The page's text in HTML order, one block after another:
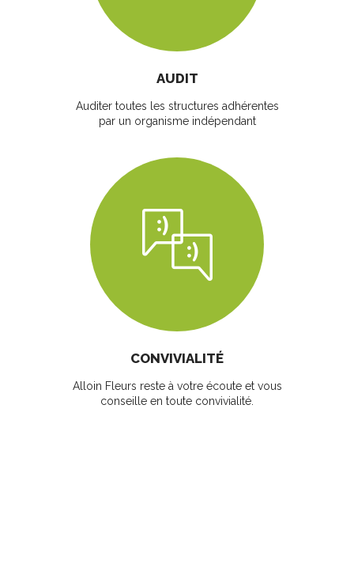
AUDIT
Auditer toutes les structures adhérentes
par un organisme indépendant
CONVIVIALITÉ
Alloin Fleurs reste à votre écoute et vous
conseille en toute convivialité.